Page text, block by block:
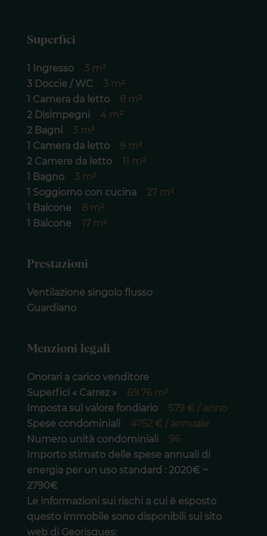
Superfici
1 Ingresso
3 m²
3 Doccie / WC
3 m²
1 Camera da letto
8 m²
2 Disimpegni
4 m²
2 Bagni
3 m²
1 Camera da letto
9 m²
2 Camere da letto
11 m²
1 Bagno
3 m²
1 Soggiorno con cucina
27 m²
1 Balcone
8 m²
1 Balcone
17 m²
Prestazioni
Ventilazione singolo flusso
Guardiano
Menzioni legali
Onorari a carico venditore
Superfici « Carrez »
69.76 m²
Imposta sul valore fondiario
579 € / anno
Spese condominiali
4752 € / annuale
Numero unità condominiali
96
Importo stimato delle spese annuali di
energia per un uso standard : 2020€ ~
2790€
Le informazioni sui rischi a cui è esposto
questo immobile sono disponibili sul sito
web di Georisques: